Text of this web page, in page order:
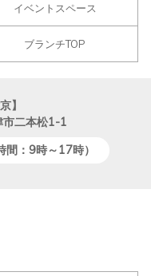
イベントスペース
ブランチTOP
】
市二本松1-1
：9時～17時）